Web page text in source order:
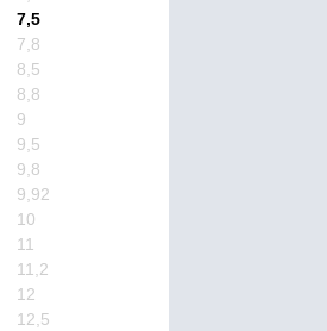
7,5
7,8
8,5
8,8
9
9,5
9,8
9,92
10
11
11,2
12
12,5